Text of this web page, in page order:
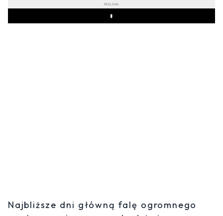
REKLAMA
Play
Najbliższe dni główną falę ogromnego